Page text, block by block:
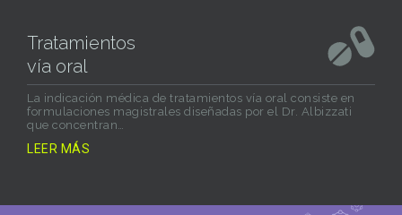
Tratamientos
vía oral
La indicación médica de tratamientos vía oral consiste en
formulaciones magistrales diseñadas por el Dr. Albizzati
que concentran…
LEER MÁS